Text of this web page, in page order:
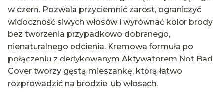
w czerń. Pozwala przyciemnić zarost, ograniczyć
widoczność siwych włosów i wyrównać kolor brody
bez tworzenia przypadkowo dobranego,
nienaturalnego odcienia. Kremowa formuła po
połączeniu z dedykowanym Aktywatorem Not Bad
Cover tworzy gęstą mieszankę, którą łatwo
rozprowadzić na brodzie lub włosach.